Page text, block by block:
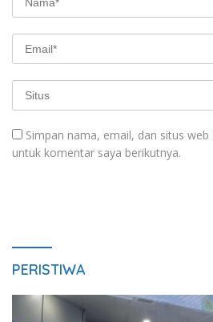
Simpan nama, email, dan situs
untuk komentar saya berikutnya.
PERISTIWA